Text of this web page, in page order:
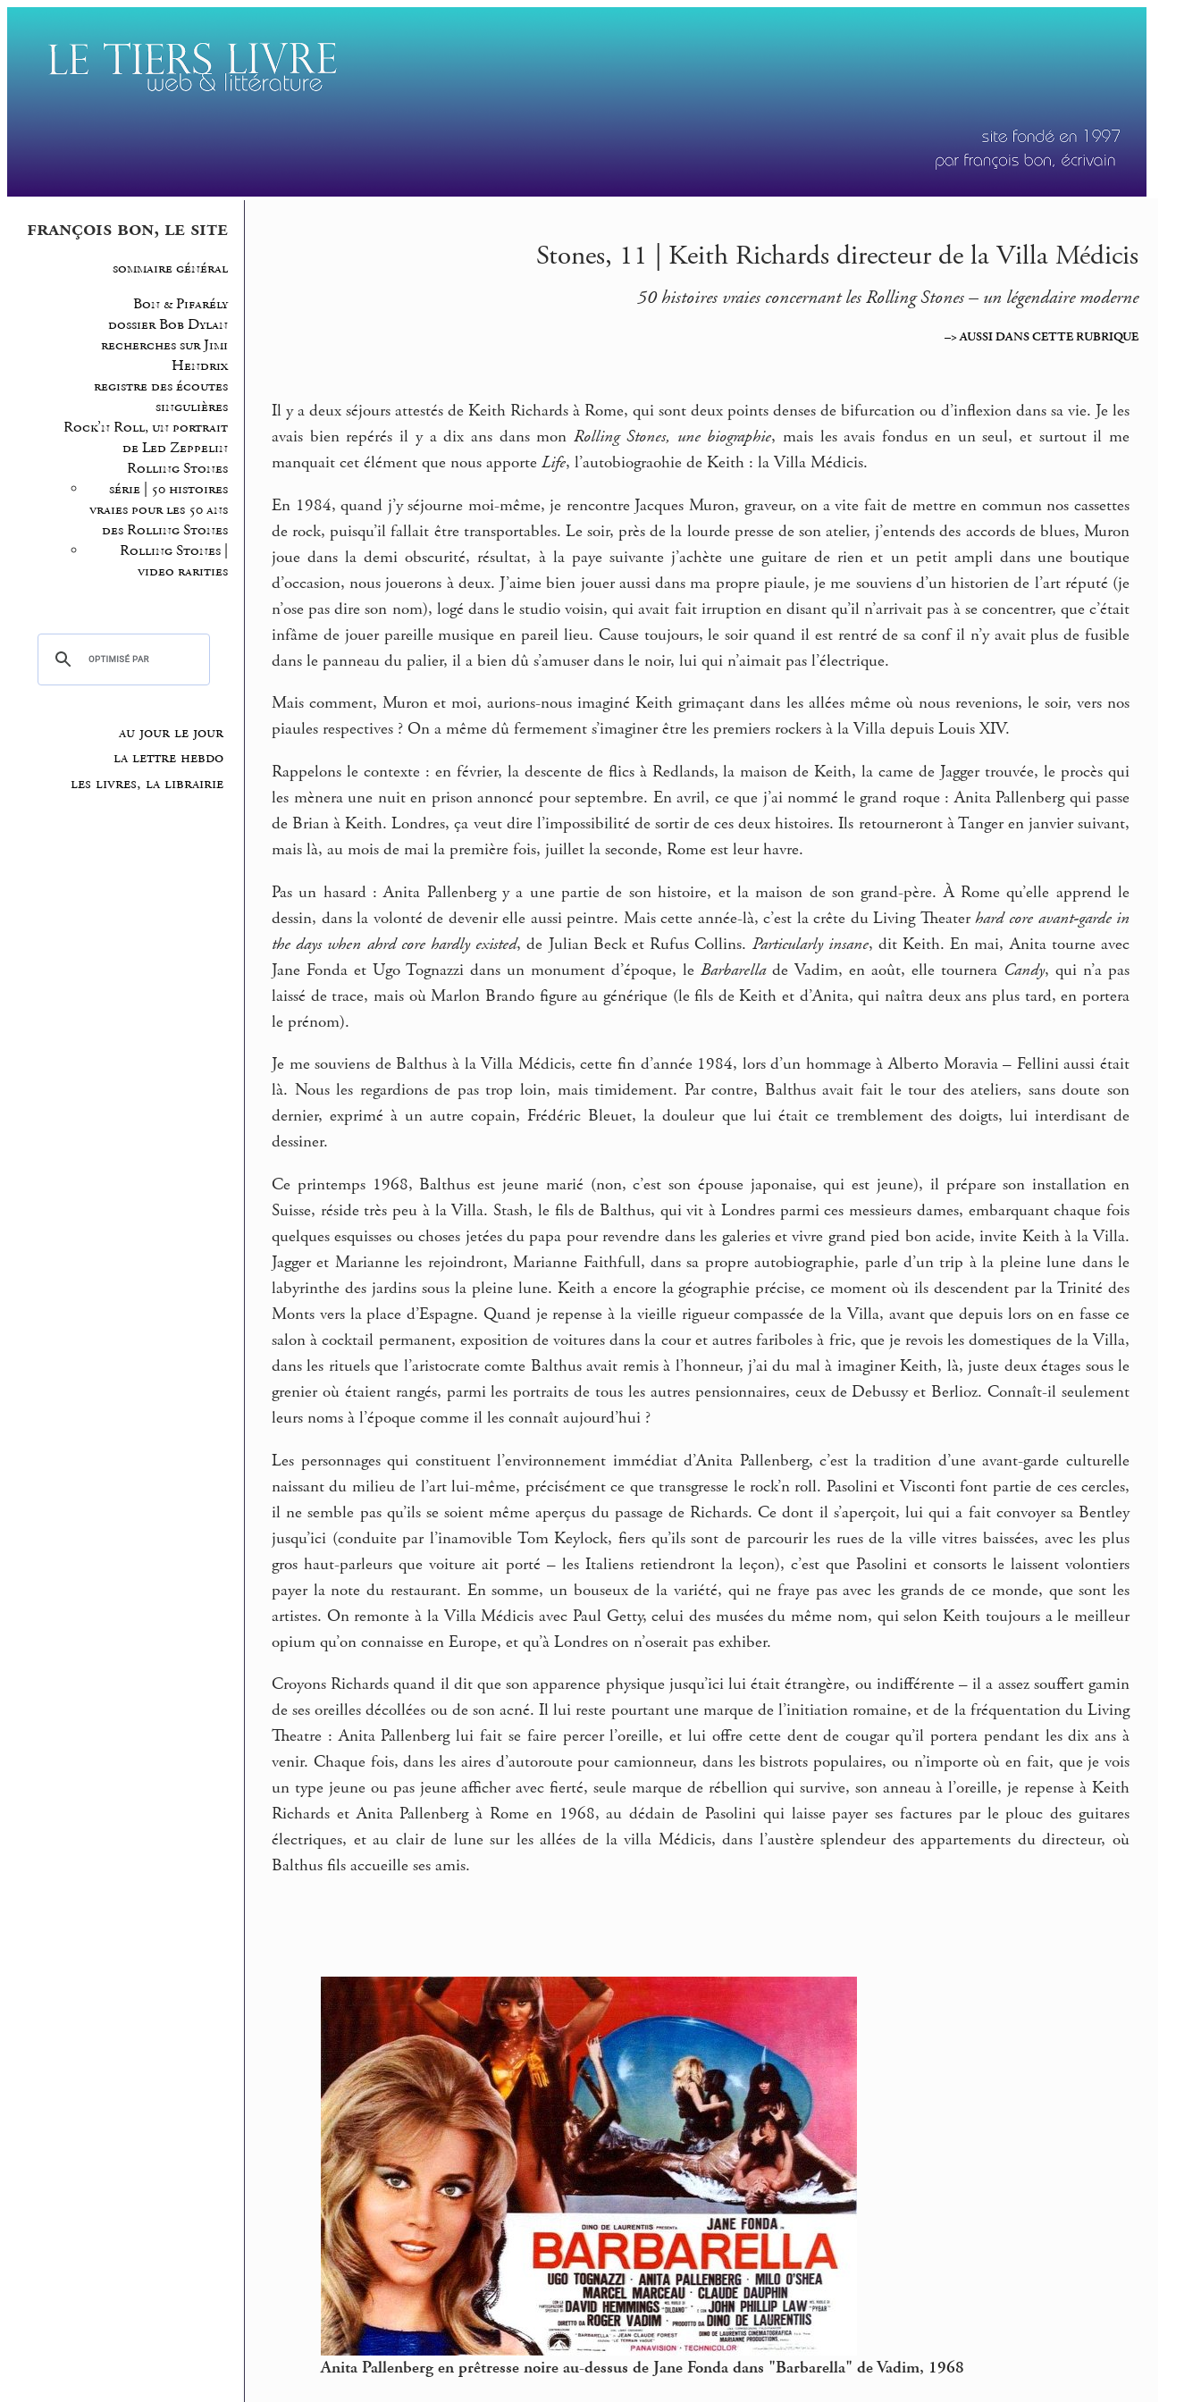
françois bon, le site
sommaire général
Bon & Pifarély
dossier Bob Dylan
recherches sur Jimi
Hendrix
registre des écoutes
singulières
Rock’n Roll, un portrait
de Led Zeppelin
Rolling Stones
série | 50 histoires
vraies pour les 50 ans
des Rolling Stones
Rolling Stones |
video rarities
au jour le jour
la lettre hebdo
les livres, la librairie
Stones, 11 | Keith Richards directeur de la Villa Médicis
50 histoires vraies concernant les Rolling Stones – un légendaire moderne
–> AUSSI DANS CETTE RUBRIQUE
Il y a deux séjours attestés de Keith Richards à Rome, qui sont deux points denses de bifurcation ou d’inflexion dans sa vie. Je les
avais bien repérés il y a dix ans dans monRolling Stones, une biographie, mais les avais fondus en un seul, et surtout il me
manquait cet élément que nous apporte Life, l’autobiograohie de Keith : la Villa Médicis.
En 1984, quand j’y séjourne moi-même, je rencontre Jacques Muron, graveur, on a vite fait de mettre en commun nos cassettes
de rock, puisqu’il fallait être transportables. Le soir, près de la lourde presse de son atelier, j’entends des accords de blues, Muron
joue dans la demi obscurité, résultat, à la paye suivante j’achète une guitare de rien et un petit ampli dans une boutique
d’occasion, nous jouerons à deux. J’aime bien jouer aussi dans ma propre piaule, je me souviens d’un historien de l’art réputé (je
n’ose pas dire son nom), logé dans le studio voisin, qui avait fait irruption en disant qu’il n’arrivait pas à se concentrer, que c’était
infâme de jouer pareille musique en pareil lieu. Cause toujours, le soir quand il est rentré de sa conf il n’y avait plus de fusible
dans le panneau du palier, il a bien dû s’amuser dans le noir, lui qui n’aimait pas l’électrique.
Mais comment, Muron et moi, aurions-nous imaginé Keith grimaçant dans les allées même où nous revenions, le soir, vers nos
piaules respectives ? On a même dû fermement s’imaginer être les premiers rockers à la Villa depuis Louis XIV.
Rappelons le contexte : en février, la descente de flics à Redlands, la maison de Keith, la came de Jagger trouvée, le procès qui
les mènera une nuit en prison annoncé pour septembre. En avril, ce que j’ai nommé le grand roque : Anita Pallenberg qui passe
de Brian à Keith. Londres, ça veut dire l’impossibilité de sortir de ces deux histoires. Ils retourneront à Tanger en janvier suivant,
mais là, au mois de mai la première fois, juillet la seconde, Rome est leur havre.
Pas un hasard : Anita Pallenberg y a une partie de son histoire, et la maison de son grand-père. À Rome qu’elle apprend le
dessin, dans la volonté de devenir elle aussi peintre. Mais cette année-là, c’est la crête du Living Theaterhard core avant-garde in
the days when ahrd core hardly existed, de Julian Beck et Rufus Collins. Particularly insane, dit Keith. En mai, Anita tourne avec
Jane Fonda et Ugo Tognazzi dans un monument d’époque, leBarbarellade Vadim, en août, elle tournera Candy, qui n’a pas
laissé de trace, mais où Marlon Brando figure au générique (le fils de Keith et d’Anita, qui naîtra deux ans plus tard, en portera
le prénom).
Je me souviens de Balthus à la Villa Médicis, cette fin d’année 1984, lors d’un hommage à Alberto Moravia – Fellini aussi était
là. Nous les regardions de pas trop loin, mais timidement. Par contre, Balthus avait fait le tour des ateliers, sans doute son
dernier, exprimé à un autre copain, Frédéric Bleuet, la douleur que lui était ce tremblement des doigts, lui interdisant de
dessiner.
Ce printemps 1968, Balthus est jeune marié (non, c’est son épouse japonaise, qui est jeune), il prépare son installation en
Suisse, réside très peu à la Villa. Stash, le fils de Balthus, qui vit à Londres parmi ces messieurs dames, embarquant chaque fois
quelques esquisses ou choses jetées du papa pour revendre dans les galeries et vivre grand pied bon acide, invite Keith à la Villa.
Jagger et Marianne les rejoindront, Marianne Faithfull, dans sa propre autobiographie, parle d’un trip à la pleine lune dans le
labyrinthe des jardins sous la pleine lune. Keith a encore la géographie précise, ce moment où ils descendent par la Trinité des
Monts vers la place d’Espagne. Quand je repense à la vieille rigueur compassée de la Villa, avant que depuis lors on en fasse ce
salon à cocktail permanent, exposition de voitures dans la cour et autres fariboles à fric, que je revois les domestiques de la Villa,
dans les rituels que l’aristocrate comte Balthus avait remis à l’honneur, j’ai du mal à imaginer Keith, là, juste deux étages sous le
grenier où étaient rangés, parmi les portraits de tous les autres pensionnaires, ceux de Debussy et Berlioz. Connaît-il seulement
leurs noms à l’époque comme il les connaît aujourd’hui ?
Les personnages qui constituent l’environnement immédiat d’Anita Pallenberg, c’est la tradition d’une avant-garde culturelle
naissant du milieu de l’art lui-même, précisément ce que transgresse le rock’n roll. Pasolini et Visconti font partie de ces cercles,
il ne semble pas qu’ils se soient même aperçus du passage de Richards. Ce dont il s’aperçoit, lui qui a fait convoyer sa Bentley
jusqu’ici (conduite par l’inamovible Tom Keylock, fiers qu’ils sont de parcourir les rues de la ville vitres baissées, avec les plus
gros haut-parleurs que voiture ait porté – les Italiens retiendront la leçon), c’est que Pasolini et consorts le laissent volontiers
payer la note du restaurant. En somme, un bouseux de la variété, qui ne fraye pas avec les grands de ce monde, que sont les
artistes. On remonte à la Villa Médicis avec Paul Getty, celui des musées du même nom, qui selon Keith toujours a le meilleur
opium qu’on connaisse en Europe, et qu’à Londres on n’oserait pas exhiber.
Croyons Richards quand il dit que son apparence physique jusqu’ici lui était étrangère, ou indifférente – il a assez souffert gamin
de ses oreilles décollées ou de son acné. Il lui reste pourtant une marque de l’initiation romaine, et de la fréquentation du Living
Theatre : Anita Pallenberg lui fait se faire percer l’oreille, et lui offre cette dent de cougar qu’il portera pendant les dix ans à
venir. Chaque fois, dans les aires d’autoroute pour camionneur, dans les bistrots populaires, ou n’importe où en fait, que je vois
un type jeune ou pas jeune afficher avec fierté, seule marque de rébellion qui survive, son anneau à l’oreille, je repense à Keith
Richards et Anita Pallenberg à Rome en 1968, au dédain de Pasolini qui laisse payer ses factures par le plouc des guitares
électriques, et au clair de lune sur les allées de la villa Médicis, dans l’austère splendeur des appartements du directeur, où
Balthus fils accueille ses amis.
Anita Pallenberg en prêtresse noire au-dessus de Jane Fonda dans "Barbarella" de Vadim, 1968